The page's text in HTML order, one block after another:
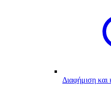
Διαφήμιση και